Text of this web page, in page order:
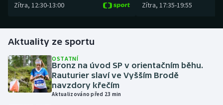
Futsal
Golf
Gymnastika
Házená
Zítra, 12:30-13:00 Zítra, 17:35-19:55
Aktuality ze sportu
OSTATNÍ
Bronz na úvod SP v orientačním běhu.
Rauturier slaví ve Vyšším Brodě
navzdory křečím
Aktualizováno před 23 min